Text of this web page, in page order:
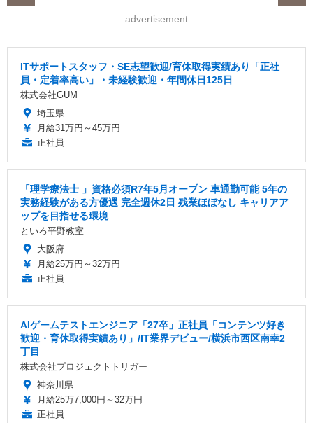
advertisement
ITサポートスタッフ・SE志望歓迎/育休取得実績あり「正社
員・定着率高い」・未経験歓迎・年間休日125日
株式会社GUM
埼玉県
月給31万円～45万円
正社員
「理学療法士 」資格必須R7年5月オープン 車通勤可能 5年の
実務経験がある方優遇 完全週休2日 残業ほぼなし キャリアア
ップを目指せる環境
といろ平野教室
大阪府
月給25万円～32万円
正社員
AIゲームテストエンジニア「27卒」正社員「コンテンツ好き
歓迎・育休取得実績あり」/IT業界デビュー/横浜市西区南幸2
丁目
株式会社プロジェクトトリガー
神奈川県
月給25万7,000円～32万円
正社員